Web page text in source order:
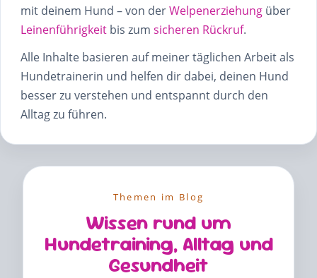
mit deinem Hund – von derWelpenerziehung über
Leinenführigkeit bis zum sicheren Rückruf.
Alle Inhalte basieren auf meiner täglichen Arbeit als
Hundetrainerin und helfen dir dabei, deinen Hund
besser zu verstehen und entspannt durch den
Alltag zu führen.
Themen im Blog
Wissen rund um
Hundetraining, Alltag und
Gesundheit